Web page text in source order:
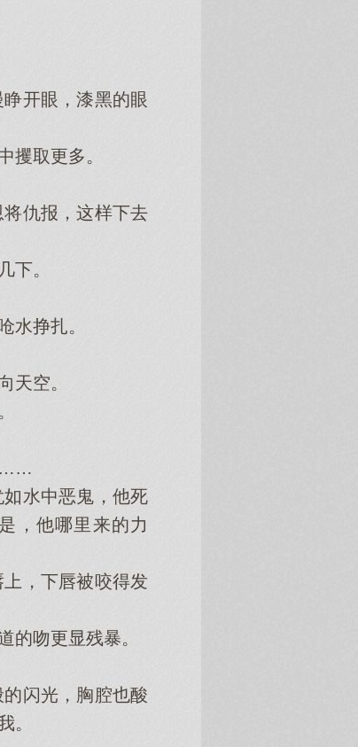
开眼，漆黑的眼
取更多。
仇报，这样下去
下。
挣扎。
空。
……
水中恶鬼，他死
，他哪里来的力
，下唇被咬得发
吻更显残暴。
闪光，胸腔也酸
。